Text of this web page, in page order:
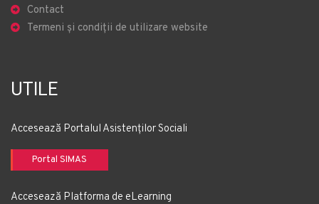
Contact
Termeni și condiții de utilizare website
UTILE
Accesează Portalul Asistenților Sociali
Portal SIMAS
Accesează Platforma de eLearning